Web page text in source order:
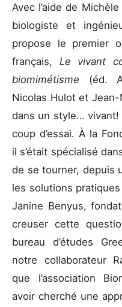
Avec l’aide de
biologiste et
propose le premier
français, Le vivant
biomimétisme (éd.
Nicolas Hulot et
dans un style… vivant!
coup d’essai. À la
il s’était spécialisé
de se tourner, depuis
les solutions
Janine Benyus,
creuser cette
bureau d’études
notre collaborateur
que l’association
avoir cherché une